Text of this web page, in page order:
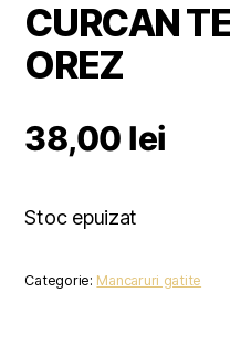
CURCAN
OREZ
38,00 lei
Stoc epuizat
Categorie: Mancaruri gatite